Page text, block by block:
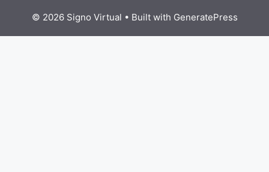
© 2026 Signo Virtual • Built with GeneratePress